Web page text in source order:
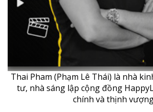
Thai Pham (Phạm Lê Thái) là nhà
tư, nhà sáng lập cộng đồng
chính và thịnh